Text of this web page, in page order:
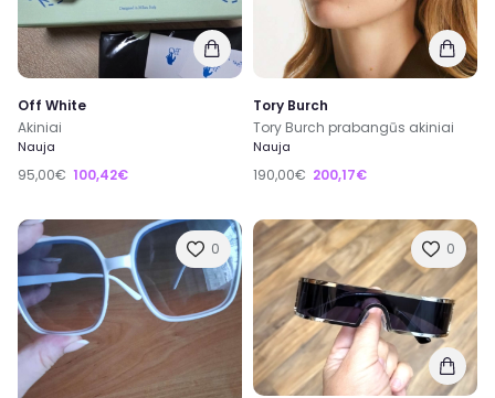
Off White
Akiniai
Nauja
95,00€ 100,42€
Tory Burch
Tory Burch prabangūs akiniai
Nauja
190,00€ 200,17€
0 0